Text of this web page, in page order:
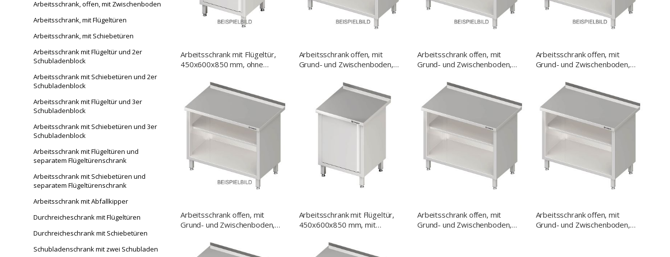
Arbeitsschrank mit Flügeltür,
450x600x850 mm, ohne
Arbeitsschrank offen, mit
Grund- und Zwischenboden,
Aufkantung, verschweißt
Arbeitsschrank offen, mit
Grund- und Zwischenboden,
Aufkantung, verschweißt
Arbeitsschrank offen, mit
Grund- und Zwischenboden,
Aufkantung, verschweißt
Arbeitsschrank offen, mit
Grund- und Zwischenboden,
Aufkantung, verschweißt
Arbeitsschrank mit Flügeltür,
450x600x850 mm, mit
Arbeitsschrank offen, mit
Grund- und Zwischenboden,
Arbeitsschrank offen, mit
Grund- und Zwischenboden,
Arbeitsschrank, offen, mit Zwischenboden
Arbeitsschrank, mit Flügeltüren
Arbeitsschrank, mit Schiebetüren
Arbeitsschrank mit Flügeltür und 2er
Schubladenblock
Arbeitsschrank mit Schiebetüren und 2er
Schubladenblock
Arbeitsschrank mit Flügeltür und 3er
Schubladenblock
Arbeitsschrank mit Schiebetüren und 3er
Schubladenblock
Arbeitsschrank mit Flügeltüren und
separatem Flügeltürenschrank
Arbeitsschrank mit Schiebetüren und
separatem Flügeltürenschrank
Arbeitsschrank mit Abfallkipper
Durchreicheschrank mit Flügeltüren
Durchreicheschrank mit Schiebetüren
Schubladenschrank mit zwei Schubladen